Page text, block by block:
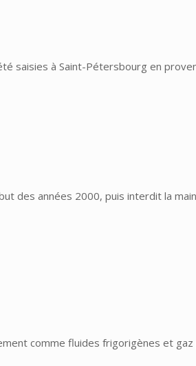
saisies à Saint-Pétersbourg en
des années 2000, puis interdit la
comme fluides frigorigènes et